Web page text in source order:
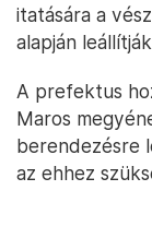
itatására a
alapján
A prefektus
Maros
berendezésre
az ehhez